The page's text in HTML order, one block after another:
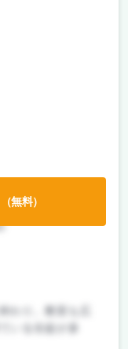
ート両方なし
いる生徒が多
無料）